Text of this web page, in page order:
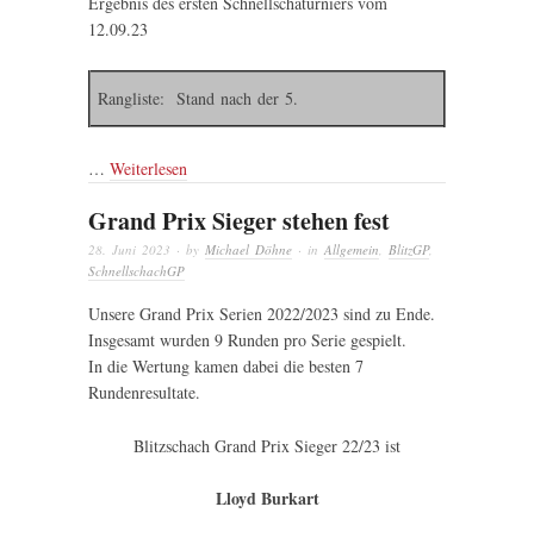
12.09.23
Rangliste: Stand nach der 5.
… Weiterlesen
Grand Prix Sieger stehen fest
28. Juni 2023 · by Michael Döhne · in Allgemein BlitzGP,
SchnellschachGP
Unsere Grand Prix Serien 2022/2023 sind zu Ende.
Insgesamt wurden 9 Runden pro Serie gespielt.
In die Wertung kamen dabei die besten 7
Rundenresultate.
Blitzschach Grand Prix Sieger 22/23 ist
Lloyd Burkart